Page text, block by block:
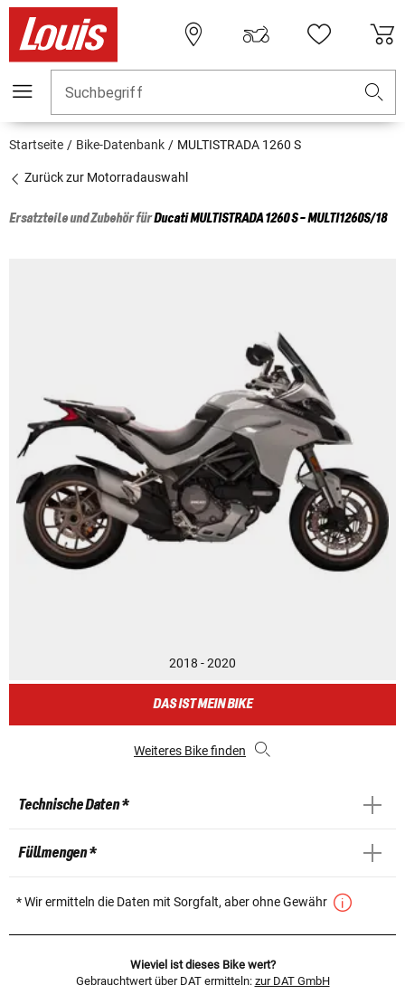
Suchbegriff
Startseite Bike-Datenbank MULTISTRADA 1260 S
Zurück zur Motorradauswahl
Ersatzteile und Zubehör fürDucatiMULTISTRADA 1260 S - MULTI1260S/18
2018 - 2020
DAS IST MEIN BIKE
Weiteres Bike finden
Technische Daten *
Füllmengen *
* Wir ermitteln die Daten mit Sorgfalt, aber ohne Gewähr
Wieviel ist dieses Bike wert?
Gebrauchtwert über DAT ermitteln: zur DAT GmbH